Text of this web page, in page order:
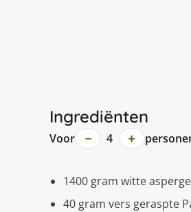
Ingrediënten
Voor − 4 +
1400 gram witte
40 gram vers geraspte